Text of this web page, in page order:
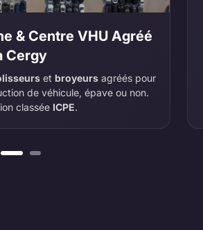
& Centre VHU Agréé
Cergy
et broyeurs agréés pour
de véhicule, épave ou non.
classée ICPE.